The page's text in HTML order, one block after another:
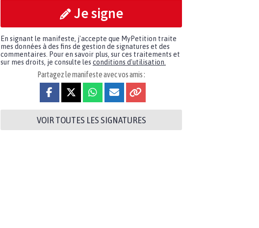
Je signe
En signant le manifeste, j'accepte que MyPetition traite
mes données à des fins de gestion de signatures et des
commentaires. Pour en savoir plus, sur ces traitements et
sur mes droits, je consulte les conditions d'utilisation.
Partagez le manifeste avec vos amis :
VOIR TOUTES LES SIGNATURES